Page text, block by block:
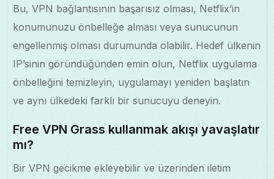
Bu, VPN bağlantısının başarısız olması, Netflix’in
konumunuzu önbelleğe alması veya sunucunun
engellenmiş olması durumunda olabilir. Hedef ülkenin
IP’sinin göründüğünden emin olun, Netflix uygulama
önbelleğini temizleyin, uygulamayı yeniden başlatın
ve aynı ülkedeki farklı bir sunucuyu deneyin.
Free VPN Grass kullanmak akışı yavaşlatır
mı?
Bir VPN gecikme ekleyebilir ve üzerinden iletim